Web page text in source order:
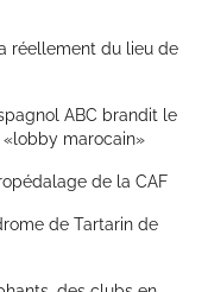
réellement du lieu de
ABC brandit le
«lobby marocain»
de la CAF
de Tartarin de